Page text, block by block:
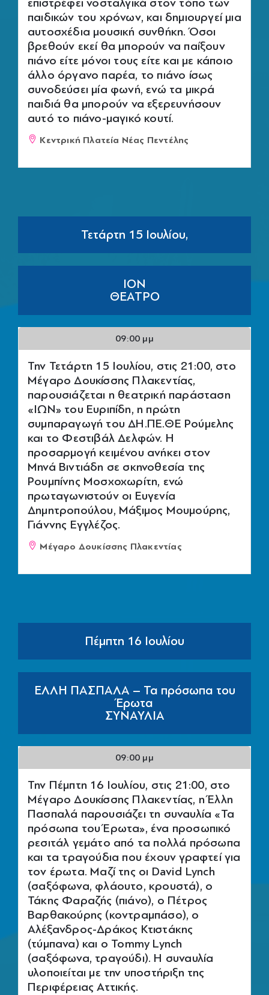
παιδικών του χρόνων, και δημιουργεί μια
αυτοσχέδια μουσική συνθήκη. Όσοι
βρεθούν εκεί θα μπορούν να παίξουν
πιάνο είτε μόνοι τους είτε και με κάποιο
άλλο όργανο παρέα, το πιάνο ίσως
συνοδεύσει μία φωνή, ενώ τα μικρά
παιδιά θα μπορούν να εξερευνήσουν
αυτό το πιάνο-μαγικό κουτί.
Κεντρική Πλατεία Νέας Πεντέλης
Τετάρτη 15 Ιουλίου,
ΙΟΝ
ΘΕΑΤΡΟ
09:00 μμ
Την Τετάρτη 15 Ιουλίου, στις 21:00, στο
Μέγαρο Δουκίσσης Πλακεντίας,
παρουσιάζεται η θεατρική παράσταση
«ΙΩΝ» του Ευριπίδη, η πρώτη
συμπαραγωγή του ΔΗ.ΠΕ.ΘΕ Ρούμελης
και το Φεστιβάλ Δελφών. Η
προσαρμογή κειμένου ανήκει στον
Μηνά Βιντιάδη σε σκηνοθεσία της
Ρουμπίνης Μοσχοχωρίτη, ενώ
πρωταγωνιστούν οι Ευγενία
Δημητροπούλου, Μάξιμος Μουμούρης,
Γιάννης Εγγλέζος.
Μέγαρο Δουκίσσης Πλακεντίας
Πέμπτη 16 Ιουλίου
ΕΛΛΗ ΠΑΣΠΑΛΑ – Τα πρόσωπα του
Έρωτα
ΣΥΝΑΥΛΙΑ
09:00 μμ
Την Πέμπτη 16 Ιουλίου, στις 21:00, στο
Μέγαρο Δουκίσσης Πλακεντίας, η Έλλη
Πασπαλά παρουσιάζει τη συναυλία «Τα
πρόσωπα του Έρωτα», ένα προσωπικό
ρεσιτάλ γεμάτο από τα πολλά πρόσωπα
και τα τραγούδια που έχουν γραφτεί για
τον έρωτα. Μαζί της οι David Lynch
(σαξόφωνα, φλάουτο, κρουστά), ο
Τάκης Φαραζής (πιάνο), ο Πέτρος
Βαρθακούρης (κοντραμπάσο), ο
Αλέξανδρος-Δράκος Κτιστάκης
(τύμπανα) και ο Tommy Lynch
(σαξόφωνα, τραγούδι). Η συναυλία
υλοποιείται με την υποστήριξη της
Περιφέρειας Αττικής.